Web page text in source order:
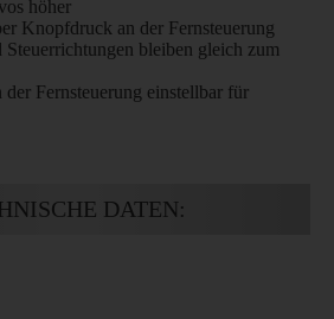
höher
Knopfdruck an der Fernsteuerung
Steuerrichtungen bleiben gleich zum
Fernsteuerung einstellbar für
DATEN: